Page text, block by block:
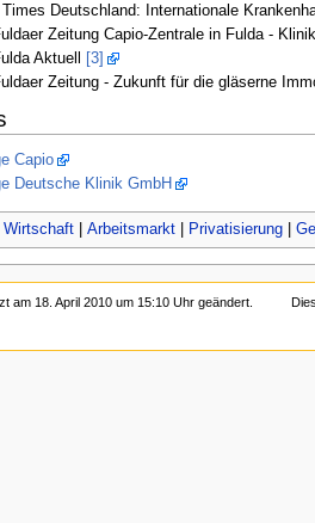
Times Deutschland: Internationale
Zeitung Capio-Zentrale in Fulda -
Aktuell
[3]
Zeitung - Zukunft für die gläserne
Capio
Deutsche Klinik GmbH
Wirtschaft| Arbeitsmarkt| Privatisierung|
am 18. April 2010 um 15:10 Uhr geändert.